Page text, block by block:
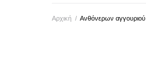
Αρχική / Ανθόνερων αγγουριού